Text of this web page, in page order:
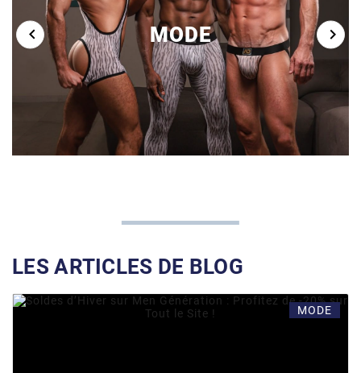
MODE
 
LES ARTICLES DE BLOG
MODE